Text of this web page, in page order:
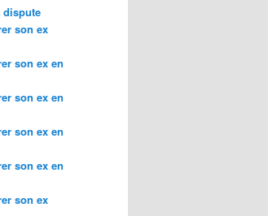
dispute
son ex
son ex en
son ex en
son ex en
son ex en
son ex